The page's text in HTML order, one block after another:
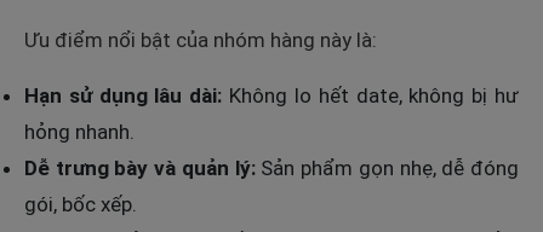
Ưu điểm nổi bật của nhóm hàng này là:
Hạn sử dụng lâu dài: Không lo hết date, không bị hư
hỏng nhanh.
Dễ trưng bày và quản lý:Sản phẩm gọn nhẹ, dễ đóng
gói, bốc xếp.